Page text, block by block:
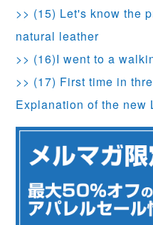
>> (15) Let's know the
natural leather
>> (16)I went to a
>> (17) First time in
Explanation of the new